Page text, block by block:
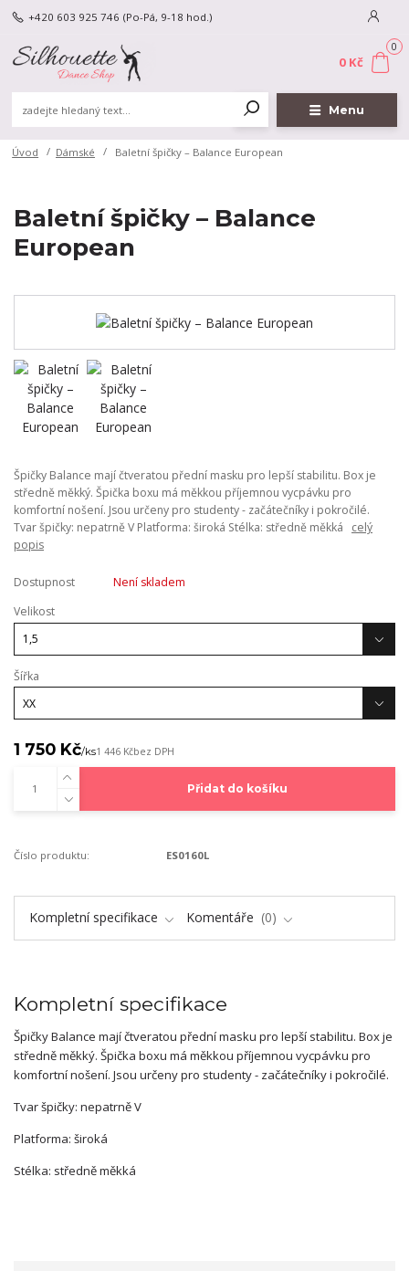
Menu
+420 603 925 746 (Po-Pá, 9-18 hod.)
0
0 Kč
Úvod Dámské Baletní špičky – Balance European
Baletní špičky – Balance
European
Špičky Balance mají čtveratou přední masku pro lepší stabilitu. Box je
středně měkký. Špička boxu má měkkou příjemnou vycpávku pro
komfortní nošení. Jsou určeny pro studenty - začátečníky i pokročilé.
Tvar špičky: nepatrně V Platforma: široká Stélka: středně měkká celý
popis
Dostupnost
Není skladem
Velikost
Šířka
1 750 Kč/ks1 446 Kčbez DPH
Přidat do košíku
Číslo produktu: ES0160L
Kompletní specifikace Komentáře 0
Kompletní specifikace
Špičky Balance mají čtveratou přední masku pro lepší stabilitu. Box je
středně měkký. Špička boxu má měkkou příjemnou vycpávku pro
komfortní nošení. Jsou určeny pro studenty - začátečníky i pokročilé.
Tvar špičky: nepatrně V
Platforma: široká
Stélka: středně měkká